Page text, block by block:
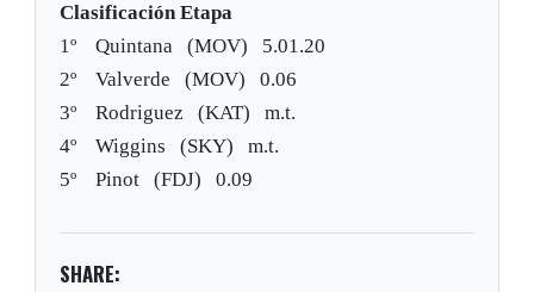
Clasificación Etapa
1º Quintana (MOV) 5.01.20
2º Valverde (MOV) 0.06
3º Rodriguez (KAT) m.t.
4º Wiggins (SKY) m.t.
5º Pinot (FDJ) 0.09
SHARE: